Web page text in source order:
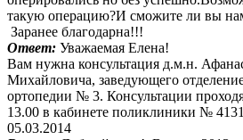
такую операцию?И сможите ли
Заранее благодарна!!!
Ответ: Уважаемая Елена!
Вам нужна консультация д.м.н.
Михайловича, заведующего
ортопедии № 3. Консультации
13.00 в кабинете поликлиники №
05.03.2014